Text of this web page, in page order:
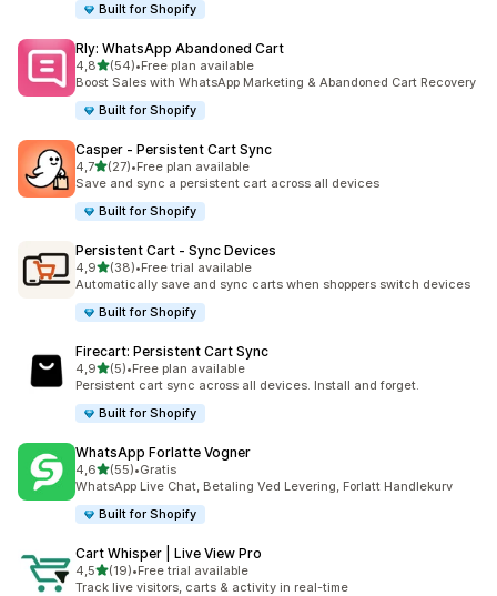
Built for Shopify
Rly: WhatsApp Abandoned Cart
4,8av 5 stjerner
(54)
Totalt 54 omtaler
•Free plan available
Boost Sales with WhatsApp Marketing & Abandoned Cart Recovery
Built for Shopify
Casper ‑ Persistent Cart Sync
4,7av 5 stjerner
(27)
Totalt 27 omtaler
•Free plan available
Save and sync a persistent cart across all devices
Built for Shopify
Persistent Cart ‑ Sync Devices
4,9av 5 stjerner
(38)
Totalt 38 omtaler
•Free trial available
Automatically save and sync carts when shoppers switch devices
Built for Shopify
Firecart: Persistent Cart Sync
4,9av 5 stjerner
(5)
Totalt 5 omtaler
•Free plan available
Persistent cart sync across all devices. Install and forget.
Built for Shopify
WhatsApp Forlatte Vogner
4,6av 5 stjerner
(55)
Totalt 55 omtaler
•Gratis
WhatsApp Live Chat, Betaling Ved Levering, Forlatt Handlekurv
Built for Shopify
Cart Whisper | Live View Pro
4,5av 5 stjerner
(19)
Totalt 19 omtaler
•Free trial available
Track live visitors, carts & activity in real-time